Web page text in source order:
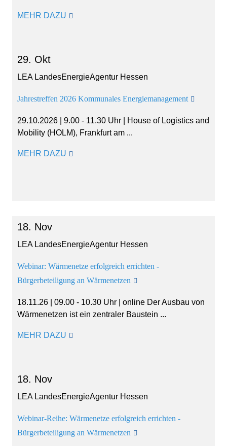
MEHR DAZU
29. Okt
LEA LandesEnergieAgentur Hessen
Jahrestreffen 2026 Kommunales Energiemanagement
29.10.2026 | 9.00 - 11.30 Uhr | House of Logistics and
Mobility (HOLM), Frankfurt am ...
MEHR DAZU
18. Nov
LEA LandesEnergieAgentur Hessen
Webinar: Wärmenetze erfolgreich errichten -
Bürgerbeteiligung an Wärmenetzen
18.11.26 | 09.00 - 10.30 Uhr | online Der Ausbau von
Wärmenetzen ist ein zentraler Baustein ...
MEHR DAZU
18. Nov
LEA LandesEnergieAgentur Hessen
Webinar-Reihe: Wärmenetze erfolgreich errichten -
Bürgerbeteiligung an Wärmenetzen